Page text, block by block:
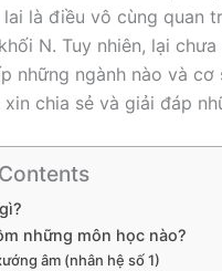
là điều vô cùng quan
N. Tuy nhiên, lại
những ngành nào và
chia sẻ và giải đáp
những môn học nào?
âm (nhân hệ số 1)